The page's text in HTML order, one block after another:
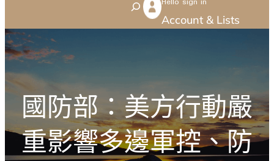
容
S
e
h
Account & Lists
國防部：美方行動嚴
重影響多邊軍控、防